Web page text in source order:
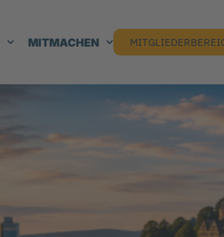
MITMACHEN